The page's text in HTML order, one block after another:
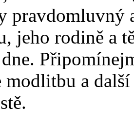
jeho rodině a
modlitbu a